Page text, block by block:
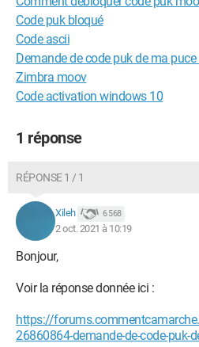
Code puk bloqué
Code ascii
Demande de code puk de ma
Zimbra moov
Code activation windows 10
1 réponse
RÉPONSE 1 / 1
Xileh 6 568
2 oct. 2021 à 10:19
Bonjour,
Voir la réponse donnée ici :
https://
26860864-demande-de-code-puk-